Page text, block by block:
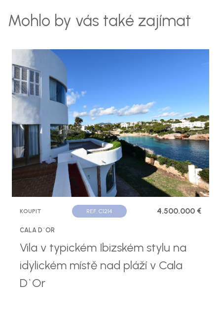
Mohlo by vás také zajímat
KOUPIT REF. C1214 4.500.000 €
CALA D´OR
Vila v typickém Ibizském stylu na
idylickém místě nad pláží v Cala
D`Or